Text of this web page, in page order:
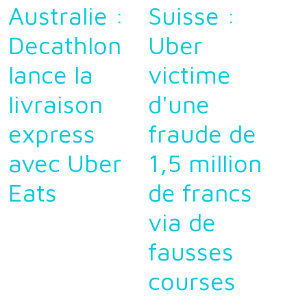
Australie :
Decathlon
lance la
livraison
express
avec Uber
Eats
Suisse :
Uber
victime
d'une
fraude de
1,5 million
de francs
via de
fausses
courses